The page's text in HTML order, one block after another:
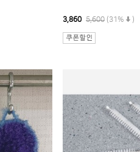
3,860 5,600 (31% )